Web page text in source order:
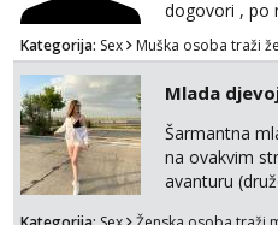
dogovori , po
dio Zagreba
WhatsApp ili
Kategorija: Sex Muška osoba traži
Mlada
Šarmantna
na ovakvim
avanturu